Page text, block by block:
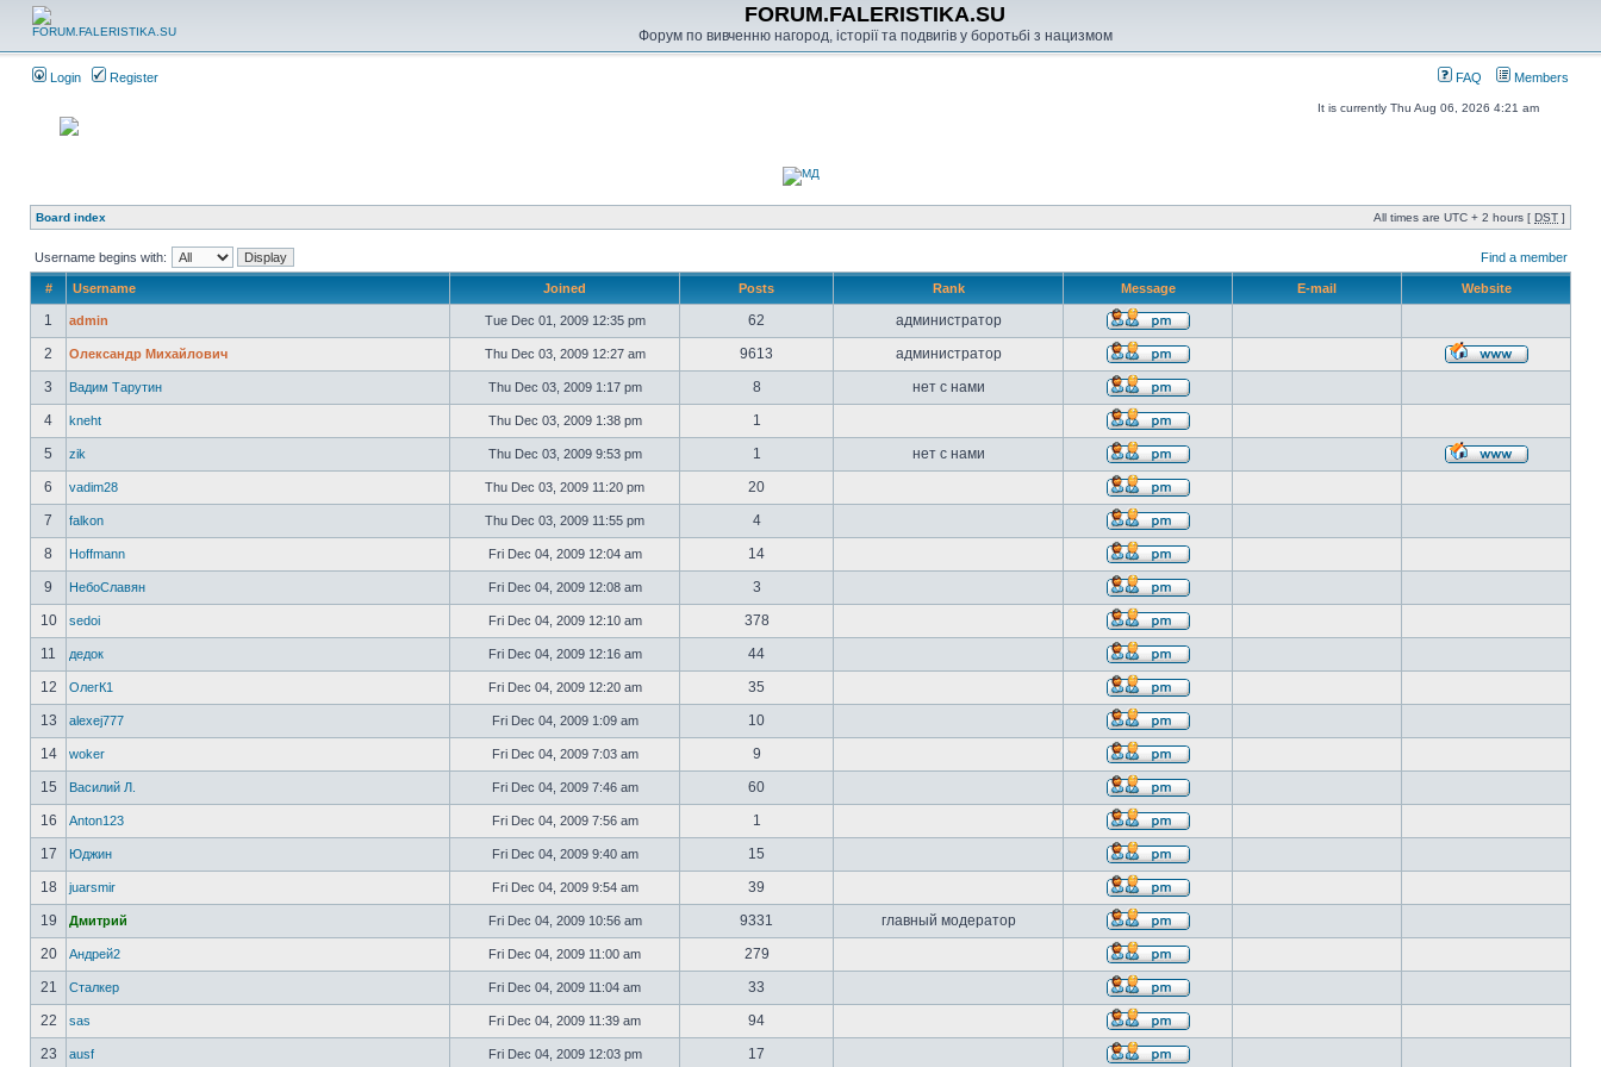
FORUM.FALERISTIKA.SU
Форум по вивченню нагород, історії та подвигів у боротьбі з нацизмом
Login Register FAQ Members
It is currently Thu Aug 06, 2026 4:21 am
Board index All times are UTC + 2 hours [ DST ]
Username begins with: Find a member
# Username Joined Posts Rank Message E-mail Website
1 admin Tue Dec 01, 2009 12:35 pm 62
администратор
2
Олександр Михайлович Thu Dec 03, 2009 12:27 am 9613
администратор
3
Вадим Тарутин Thu Dec 03, 2009 1:17 pm 8
нет с нами
4
kneht Thu Dec 03, 2009 1:38 pm
1
5
zik Thu Dec 03, 2009 9:53 pm 1
нет с нами
6
vadim28 Thu Dec 03, 2009 11:20 pm
20
7
falkon Thu Dec 03, 2009 11:55 pm
4
8
Hoffmann Fri Dec 04, 2009 12:04 am
14
9
НебоСлавян Fri Dec 04, 2009 12:08 am
3
10
sedoi Fri Dec 04, 2009 12:10 am
378
11
дедок Fri Dec 04, 2009 12:16 am
44
12
ОлегК1 Fri Dec 04, 2009 12:20 am
35
13
alexej777 Fri Dec 04, 2009 1:09 am
10
14
woker Fri Dec 04, 2009 7:03 am
9
15
Василий Л. Fri Dec 04, 2009 7:46 am
60
16
Anton123 Fri Dec 04, 2009 7:56 am
1
17
Юджин Fri Dec 04, 2009 9:40 am
15
18
juarsmir Fri Dec 04, 2009 9:54 am
39
19
Дмитрий Fri Dec 04, 2009 10:56 am 9331
главный модератор
20
Андрей2 Fri Dec 04, 2009 11:00 am
279
21
Сталкер Fri Dec 04, 2009 11:04 am
33
22
sas Fri Dec 04, 2009 11:39 am
94
23
ausf Fri Dec 04, 2009 12:03 pm 17